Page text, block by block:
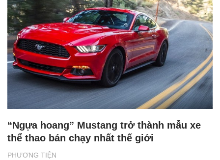
PHƯƠNG TIỆN
“Ngựa hoang” Mustang trở thành mẫu xe
thể thao bán chạy nhất thế giới